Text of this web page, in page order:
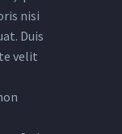
nisi
Duis
velit